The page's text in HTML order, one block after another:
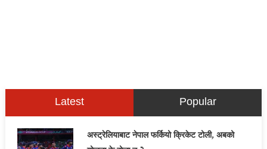
Latest Popular
अस्ट्रेलियाबाट नेपाल फर्कियो क्रिकेट टोली, अबको